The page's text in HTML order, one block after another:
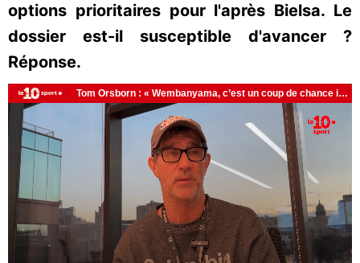
options prioritaires pour l'après Bielsa. Le
dossier est-il susceptible d'avancer ?
Réponse.